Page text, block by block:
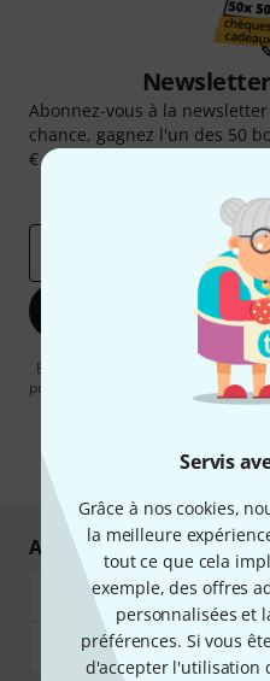
Servis
Grâce à nos cookies,
la meilleure
tout ce que cela
exemple, des offres
personnalisées et
préférences. Si vous
d'accepter l'utilisation
Abonnez-vous à la
chance, gagnez l'un des 50
€ chacun!
Articles inspirants
S'inscrire
En cliquant sur "S'inscrire
publicités par e-mail. La
pouvez trouver plus
*
Achetez et payez en